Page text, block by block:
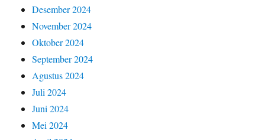
Desember 2024
November 2024
Oktober 2024
September 2024
Agustus 2024
Juli 2024
Juni 2024
Mei 2024